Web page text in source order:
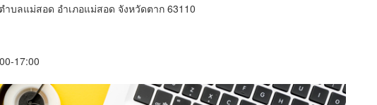
ำบลแม่สอด อำเภอแม่สอด จังหวัดตาก 63110
17:00